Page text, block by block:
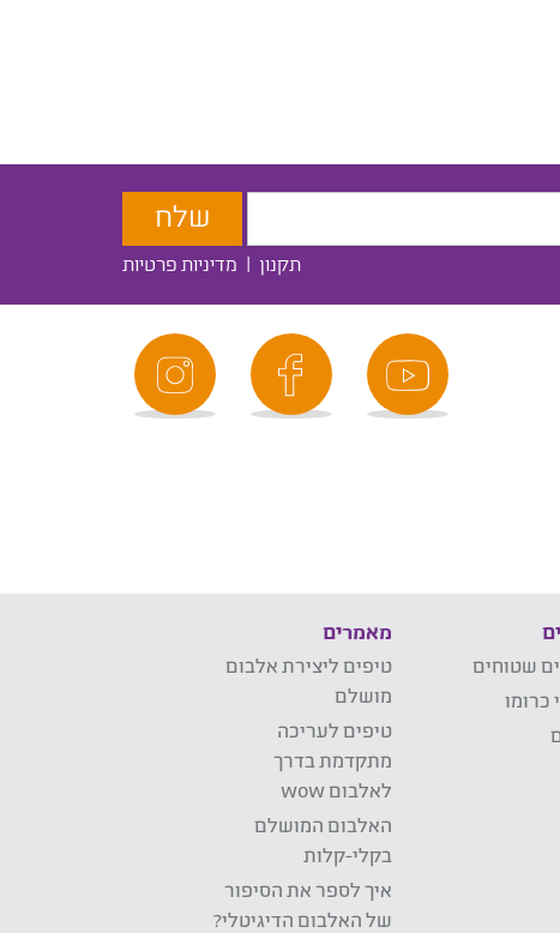
תקנון | מדיניות פרטיות
שטוחים
כרומו
מאמרים
טיפים ליצירת אלבום
מושלם
טיפים לעריכה
מתקדמת בדרך
לאלבום wow
האלבום המושלם
בקלי-קלות
איך לספר את הסיפור
של האלבום הדיגיטלי?